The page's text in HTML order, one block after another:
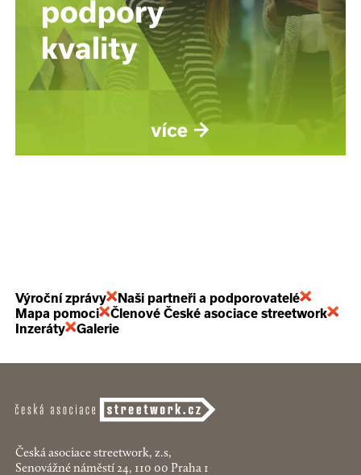
Výroční zprávy
Naši partneři a podporovatelé
Mapa pomoci
Členové České asociace streetwork
Inzeráty
Galerie
Česká asociace streetwork, z.s,
Senovážné náměstí 24, 110 00 Praha 1